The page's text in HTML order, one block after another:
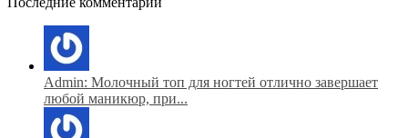
Admin: Молочный топ для ногтей отлично завершает
любой маникюр, при...